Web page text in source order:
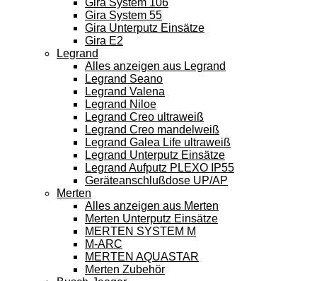
Gira System 106
Gira System 55
Gira Unterputz Einsätze
Gira E2
Legrand
Alles anzeigen aus Legrand
Legrand Seano
Legrand Valena
Legrand Niloe
Legrand Creo ultraweiß
Legrand Creo mandelweiß
Legrand Galea Life ultraweiß
Legrand Unterputz Einsätze
Legrand Aufputz PLEXO IP55
Geräteanschlußdose UP/AP
Merten
Alles anzeigen aus Merten
Merten Unterputz Einsätze
MERTEN SYSTEM M
M-ARC
MERTEN AQUASTAR
Merten Zubehör